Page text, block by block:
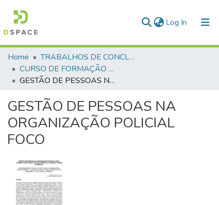
Log In (current)
Communities & Collections
All of DSpace
Home
TRABALHOS DE CONCLUSÃO DE CURSO - CFP (CURSO DE FORMAÇÃO DE PRAÇAS)
CURSO DE FORMAÇÃO DE PRAÇAS - CFP - 2018
GESTÃO DE PESSOAS NA ORGANIZAÇÃO POLICIAL FOCO
GESTÃO DE PESSOAS NA
ORGANIZAÇÃO POLICIAL
FOCO